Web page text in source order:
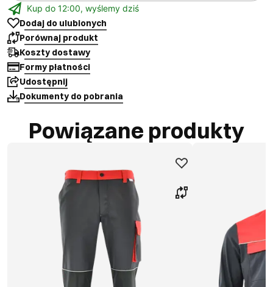
Kup do 12:00, wyślemy dziś
Dodaj do ulubionych
Porównaj produkt
Koszty dostawy
Formy płatności
Udostępnij
Dokumenty do pobrania
Powiązane produkty